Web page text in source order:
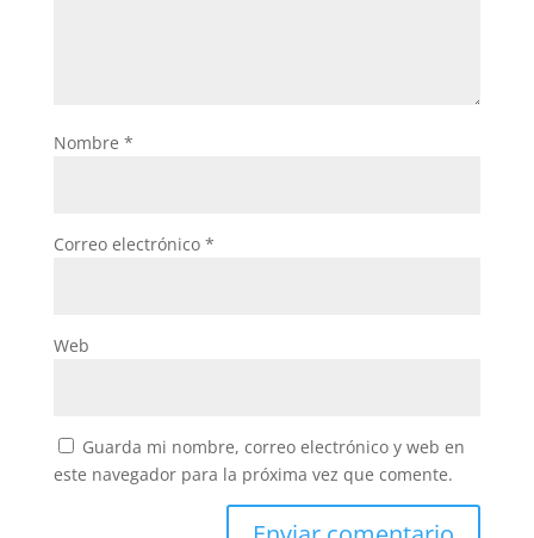
Nombre *
Correo electrónico *
Web
Guarda mi nombre, correo electrónico y web en
este navegador para la próxima vez que comente.